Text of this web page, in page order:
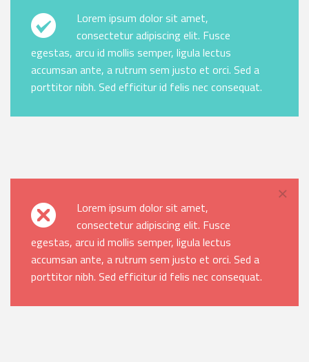
Lorem ipsum dolor sit amet,
consectetur adipiscing elit. Fusce
egestas, arcu id mollis semper, ligula lectus
accumsan ante, a rutrum sem justo et orci. Sed a
porttitor nibh. Sed efficitur id felis nec consequat.
Lorem ipsum dolor sit amet,
consectetur adipiscing elit. Fusce
egestas, arcu id mollis semper, ligula lectus
accumsan ante, a rutrum sem justo et orci. Sed a
porttitor nibh. Sed efficitur id felis nec consequat.
×